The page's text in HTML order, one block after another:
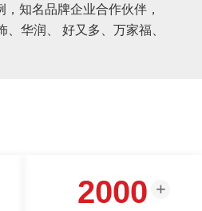
知名品牌企业合作伙伴，
华润、 好又多、万家福、
2000